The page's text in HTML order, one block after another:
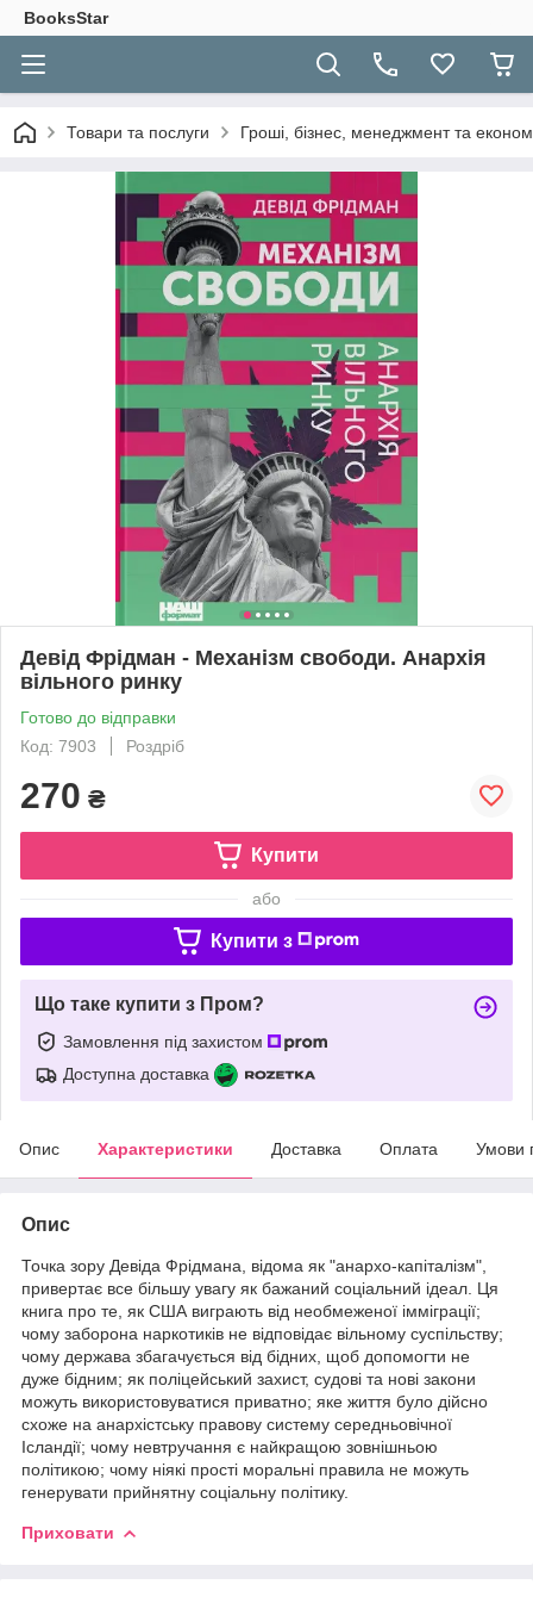
BooksStar
Товари та послуги Гроші, бізнес, менеджмент та
Девід Фрідман - Механізм свободи. Анархія
вільного ринку
Готово до відправки
Код: 7903
Роздріб
270 ₴
Купити
або
Купити з
Що таке купити з Пром?
Замовлення під захистом
Доступна доставка
Опис Характеристики Доставка Оплата Умови
Опис
Точка зору Девіда Фрідмана, відома як "анархо-капіталізм",
привертає все більшу увагу як бажаний соціальний ідеал. Ця
книга про те, як США виграють від необмеженої імміграції;
чому заборона наркотиків не відповідає вільному суспільству;
чому держава збагачується від бідних, щоб допомогти не
дуже бідним; як поліцейський захист, судові та нові закони
можуть використовуватися приватно; яке життя було дійсно
схоже на анархістську правову систему середньовічної
Ісландії; чому невтручання є найкращою зовнішньою
політикою; чому ніякі прості моральні правила не можуть
генерувати прийнятну соціальну політику.
Приховати